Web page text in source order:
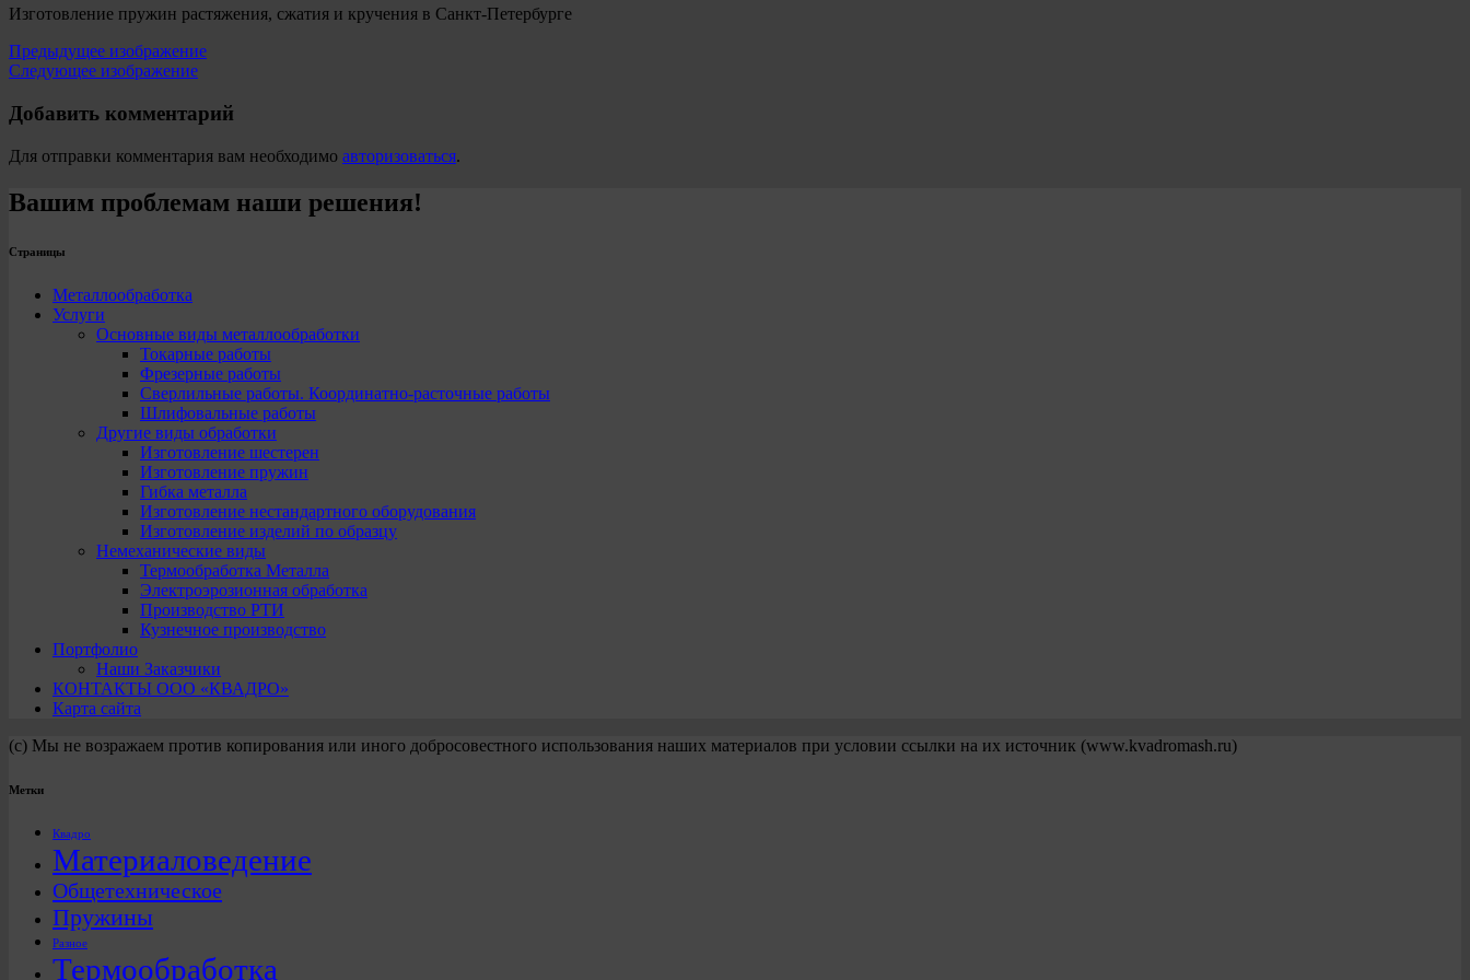
Изготовление пружин растяжения, сжатия и кручения в Санкт-Петербурге
Предыдущее изображение
Следующее изображение
Добавить комментарий
Для отправки комментария вам необходимо авторизоваться.
Вашим проблемам наши решения!
Страницы
Металлообработка
Услуги
Основные виды металлообработки
Токарные работы
Фрезерные работы
Сверлильные работы. Координатно-расточные работы
Шлифовальные работы
Другие виды обработки
Изготовление шестерен
Изготовление пружин
Гибка металла
Изготовление нестандартного оборудования
Изготовление изделий по образцу
Немеханические виды
Термообработка Металла
Электроэрозионная обработка
Производство РТИ
Кузнечное производство
Портфолио
Наши Заказчики
КОНТАКТЫ ООО «КВАДРО»
Карта сайта
(с) Мы не возражаем против копирования или иного добросовестного использования наших материалов при условии ссылки на их источник (www.kvadromash.ru)
Метки
Квадро
Материаловедение
Общетехническое
Пружины
Разное
Термообработка